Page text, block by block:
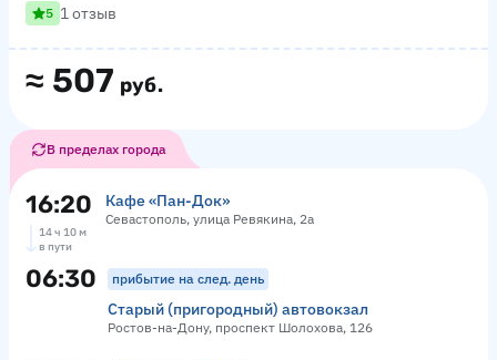
≈ 507 руб.
5 1 отзыв
В пределах города
16:20 Кафе «Пан-Док»
Севастополь, улица Ревякина, 2а
14 ч 10 м
в пути
06:30 прибытие на след. день
Старый (пригородный) автовокзал
Ростов-на-Дону, проспект Шолохова, 126